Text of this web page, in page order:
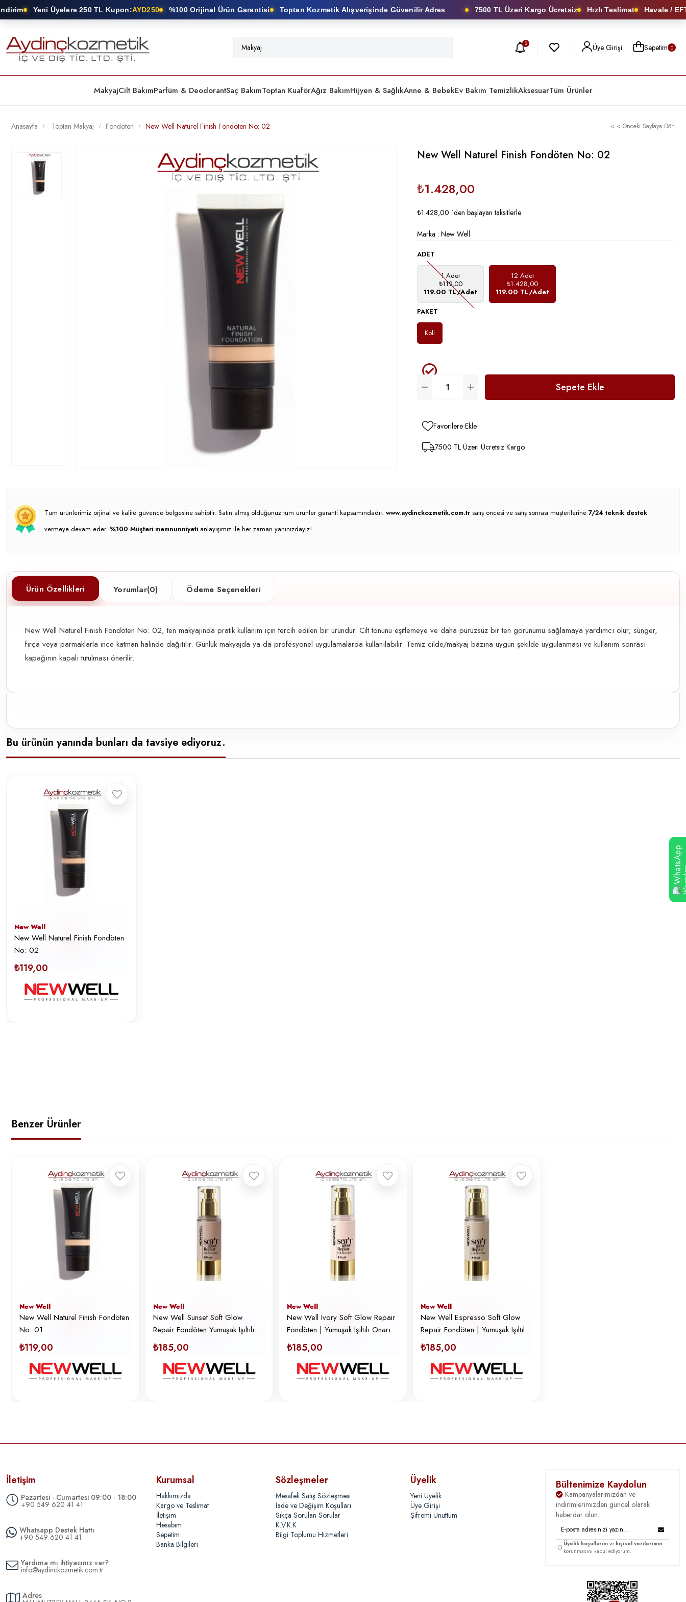
Yeni Üyelere 250 TL Kupon:AYD250 %100 Orijinal Ürün Garantisi Toptan Kozmetik Alışverişinde Güvenilir Adres 7500 TL Üzeri Kargo Ücretsiz Hızlı Teslimat Havale /
1 Üye Girişi Sepetim 0
MakyajCilt BakımParfüm & DeodorantSaç BakımToptan KuaförAğız BakımHijyen & SağlıkAnne & BebekEv Bakım TemizlikAksesuarTüm Ürünler
Anasayfa Toptan Makyaj Fondöten New Well Naturel Finish Fondöten No: 02 < < Önceki Sayfaya Dön
New Well Naturel Finish Fondöten No: 02
₺1.428,00
₺1.428,00 `den başlayan taksitlerle
Marka : New Well
ADET
1 Adet
₺119,00
119.00 TL/Adet
12 Adet
₺1.428,00
119.00 TL/Adet
PAKET
Koli
Favorilere Ekle
7500 TL Üzeri Ücretsiz Kargo
Tüm ürünlerimiz orjinal ve kalite güvence belgesine sahiptir. Satın almış olduğunuz tüm ürünler garanti kapsamındadır. www.aydinckozmetik.com.tr satış öncesi ve satış sonrası müşterilerine 7/24 teknik destek
vermeye devam eder. %100 Müşteri memnunniyeti anlayışımız ile her zaman yanınızdayız!
Ürün Özellikleri Yorumlar(0) Ödeme Seçenekleri
New Well Naturel Finish Fondöten No: 02, ten makyajında pratik kullanım için tercih edilen bir üründür. Cilt tonunu eşitlemeye ve daha pürüzsüz bir ten görünümü sağlamaya yardımcı olur; sünger,
fırça veya parmaklarla ince katman halinde dağıtılır. Günlük makyajda ya da profesyonel uygulamalarda kullanılabilir. Temiz cilde/makyaj bazına uygun şekilde uygulanması ve kullanım sonrası
kapağının kapalı tutulması önerilir.
Bu ürünün yanında bunları da tavsiye ediyoruz.
New Well
New Well Naturel Finish Fondöten
No: 02
₺119,00
Benzer Ürünler
New Well
New Well Naturel Finish Fondöten
No: 01
₺119,00
New Well
New Well Sunset Soft Glow
Repair Fondöten Yumuşak Işıltılı
Onarıcı Fondöten No: 30 ml
₺185,00
New Well
New Well Ivory Soft Glow Repair
Fondöten | Yumuşak Işıltılı Onarıcı
Fondöten No: 30 ml
₺185,00
New Well
New Well Espresso Soft Glow
Repair Fondöten | Yumuşak Işıltılı
Onarıcı Fondöten No: 30 ml
₺185,00
İletişim
Pazartesi - Cumartesi 09:00 - 18:00
+90 549 620 41 41
Whatsapp Destek Hattı
+90 549 620 41 41
Yardıma mı ihtiyacınız var?
info@aydinckozmetik.com.tr
Adres
Kurumsal
Hakkımızda
Kargo ve Teslimat
İletişim
Hesabım
Sepetim
Banka Bilgileri
Sözleşmeler
Mesafeli Satış Sözleşmesi
İade ve Değişim Koşulları
Sıkça Sorulan Sorular
K.V.K.K
Bilgi Toplumu Hizmetleri
Üyelik
Yeni Üyelik
Üye Girişi
Şifremi Unuttum
Bültenimize Kaydolun
Kampanyalarımızdan ve
indirimlerimizden güncel olarak
haberdar olun.
Üyelik koşullarını ve kişisel verilerimin
korunmasını kabul ediyorum.
WhatsApp